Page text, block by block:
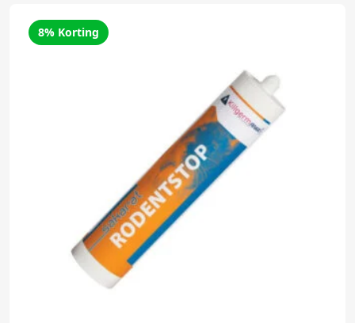
8% Korting